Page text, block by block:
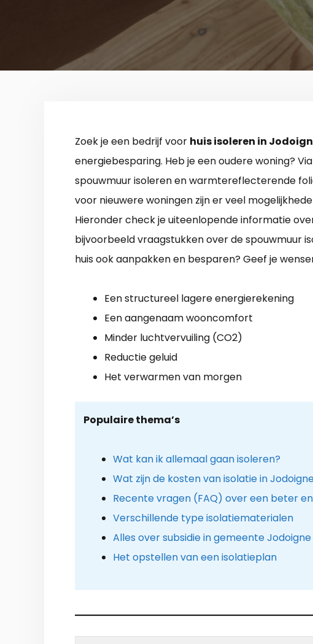
Zoek je een bedrijf voor huis isoleren in
energiebesparing. Heb je een oudere woning?
spouwmuur isoleren en warmtereflecterende
voor nieuwere woningen zijn er veel
Hieronder check je uiteenlopende informatie
bijvoorbeeld vraagstukken over de spouwmuur
huis ook aanpakken en besparen? Geef je
Een structureel lagere energierekening
Een aangenaam wooncomfort
Minder luchtvervuiling (CO2)
Reductie geluid
Het verwarmen van morgen
Populaire thema’s
Wat kan ik allemaal gaan isoleren?
Wat zijn de kosten van isolatie in
Recente vragen (FAQ) over een beter
Verschillende type isolatiematerialen
Alles over subsidie in gemeente Jodoigne
Het opstellen van een isolatieplan